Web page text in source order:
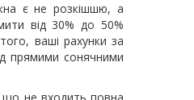
є не розкішшю, а
від 30% до 50%
ваші рахунки за
прямими сонячними